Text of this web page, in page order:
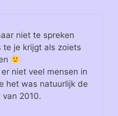
niet te spreken
te je krijgt als zoiets
niet veel mensen in
het was natuurlijk de
van 2010.